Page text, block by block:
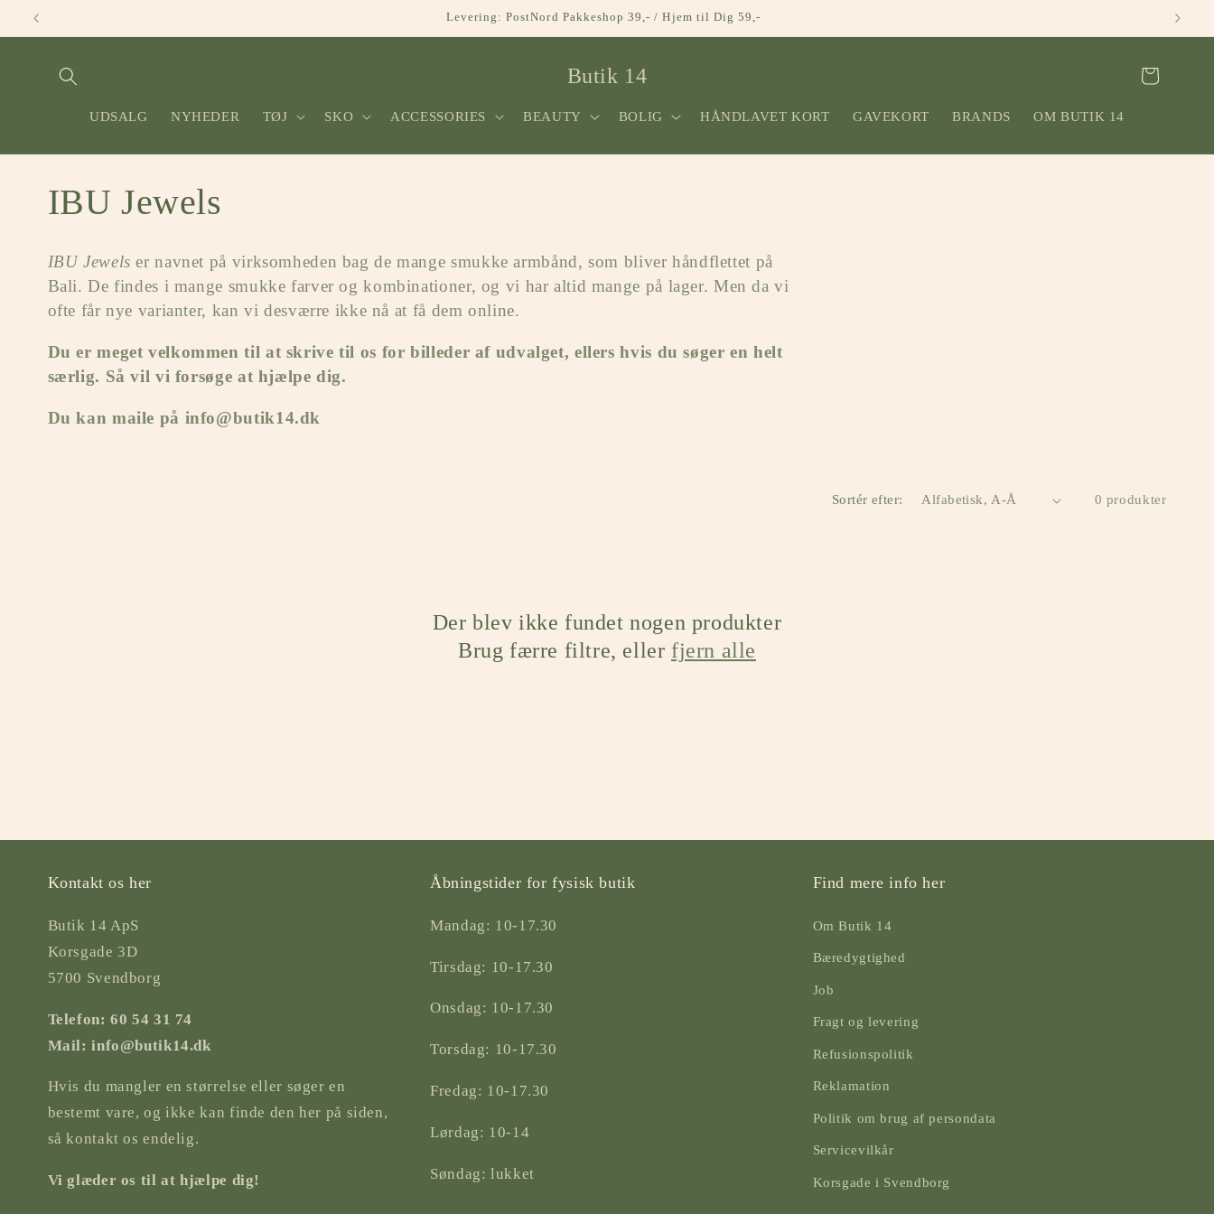
Gå til
Levering: PostNord Pakkeshop 39,- / Hjem til Dig 59,-
Butik 14
UDSALG NYHEDER TØJ SKO ACCESSORIES BEAUTY BOLIG HÅNDLAVET KORT GAVEKORT BRANDS OM BUTIK 14
Indkøbskurv
K
o
l
l
e
k
IBU Jewels
IBU Jewels er navnet på virksomheden bag de mange smukke armbånd, som bliver håndflettet på
Bali. De findes i mange smukke farver og kombinationer, og vi har altid mange på lager. Men da vi
ofte får nye varianter, kan vi desværre ikke nå at få dem online.
Du er meget velkommen til at skrive til os for billeder af udvalget, ellers hvis du søger en helt
særlig. Så vil vi forsøge at hjælpe dig.
Du kan maile på info@butik14.dk
Sortér efter: 0 produkter
Der blev ikke fundet nogen produkter
Brug færre filtre, eller fjern alle
Kontakt os her
Butik 14 ApS
Korsgade 3D
5700 Svendborg
Telefon: 60 54 31 74
Mail: info@butik14.dk
Hvis du mangler en størrelse eller søger en
bestemt vare, og ikke kan finde den her på siden,
så kontakt os endelig.
Vi glæder os til at hjælpe dig!
Åbningstider for fysisk butik
Mandag: 10-17.30
Tirsdag: 10-17.30
Onsdag: 10-17.30
Torsdag: 10-17.30
Fredag: 10-17.30
Lørdag: 10-14
Søndag: lukket
Find mere info her
Om Butik 14
Bæredygtighed
Job
Fragt og levering
Refusionspolitik
Reklamation
Politik om brug af persondata
Servicevilkår
Korsgade i Svendborg